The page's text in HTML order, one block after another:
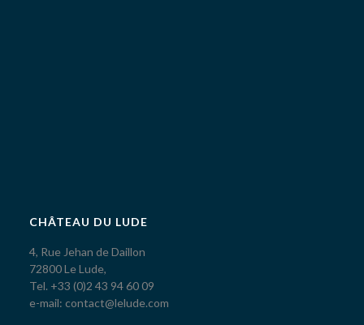
CHÂTEAU DU LUDE
4, Rue Jehan de Daillon
72800 Le Lude,
Tel. +33 (0)2 43 94 60 09
e-mail: contact@lelude.com